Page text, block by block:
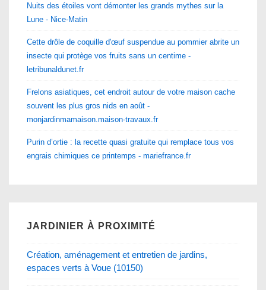
Nuits des étoiles vont démonter les grands mythes sur la
Lune - Nice-Matin
Cette drôle de coquille d'œuf suspendue au pommier abrite un
insecte qui protège vos fruits sans un centime -
letribunaldunet.fr
Frelons asiatiques, cet endroit autour de votre maison cache
souvent les plus gros nids en août -
monjardinmamaison.maison-travaux.fr
Purin d’ortie : la recette quasi gratuite qui remplace tous vos
engrais chimiques ce printemps - mariefrance.fr
JARDINIER À PROXIMITÉ
Création, aménagement et entretien de jardins,
espaces verts à Voue (10150)